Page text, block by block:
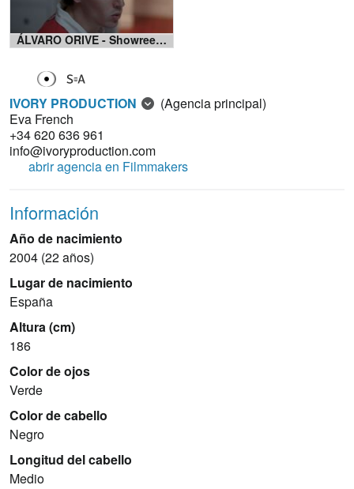
ÁLVARO ORIVE - Showreel 2024
IVORY PRODUCTION
(Agencia principal)
Eva French
+34 620 636 961
info@ivoryproduction.com
abrir agencia en Filmmakers
Información
Año de nacimiento
2004 (22 años)
Lugar de nacimiento
España
Altura (cm)
186
Color de ojos
Verde
Color de cabello
Negro
Longitud del cabello
Medio